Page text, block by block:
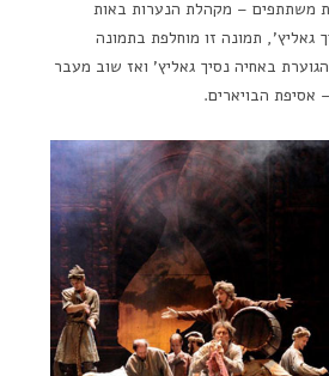
משתתפים – מקהלת הנערות באות
גאליץ', תמונה זו מוחלפת בתמונה
באחיה נסיך גאליץ' ואז שוב מעבר
הבויארים.